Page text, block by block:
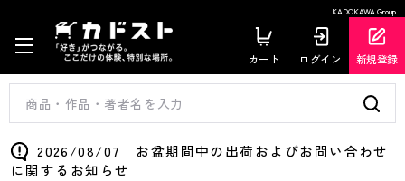
KADOKAWA Group
カート ログイン 新規登録
2026/08/07 お盆期間中の出荷およびお問い合わせ
に関するお知らせ